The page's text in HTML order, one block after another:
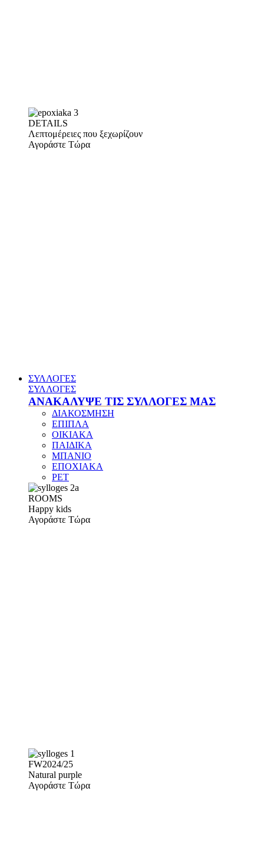
DETAILS
Λεπτομέρειες που ξεχωρίζουν
Αγοράστε Τώρα
ΣΥΛΛΟΓΕΣ
ΣΥΛΛΟΓΕΣ
ΑΝΑΚΑΛΥΨΕ ΤΙΣ ΣΥΛΛΟΓΕΣ ΜΑΣ
ΔΙΑΚΟΣΜΗΣΗ
ΕΠΙΠΛΑ
ΟΙΚΙΑΚΑ
ΠΑΙΔΙΚΑ
ΜΠΑΝΙΟ
ΕΠΟΧΙΑΚΑ
PET
ROOMS
Happy kids
Αγοράστε Τώρα
FW2024/25
Natural purple
Αγοράστε Τώρα